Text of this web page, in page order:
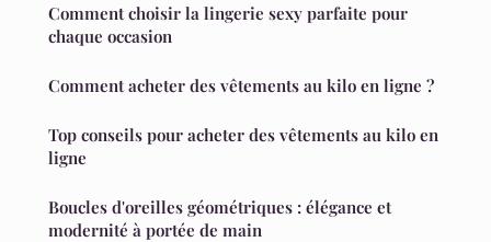
Comment choisir la lingerie sexy parfaite pour
chaque occasion
Comment acheter des vêtements au kilo en ligne ?
Top conseils pour acheter des vêtements au kilo en
ligne
Boucles d'oreilles géométriques : élégance et
modernité à portée de main